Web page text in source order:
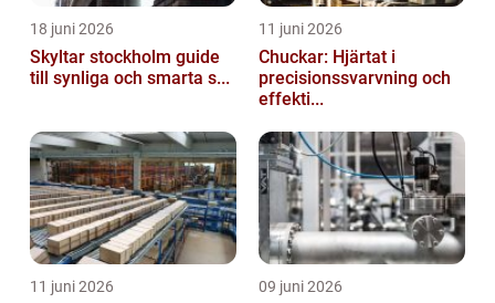
18 juni 2026
Skyltar stockholm guide
till synliga och smarta s...
11 juni 2026
Chuckar: Hjärtat i
precisionssvarvning och
effekti...
11 juni 2026 09 juni 2026